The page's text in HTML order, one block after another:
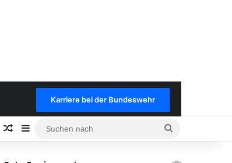
Karriere bei der Bundeswehr
AnmeldenKeine neuen Benachrichtungen
Sidebar